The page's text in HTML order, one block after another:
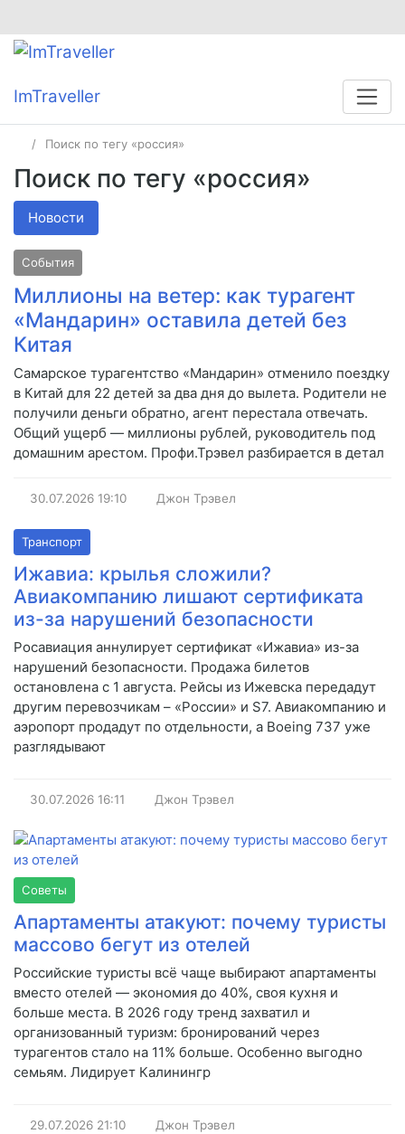
ImTraveller
Поиск по тегу «россия»
Поиск по тегу «россия»
Новости
События
Миллионы на ветер: как турагент
«Мандарин» оставила детей без
Китая
Самарское турагентство «Мандарин» отменило поездку
в Китай для 22 детей за два дня до вылета. Родители не
получили деньги обратно, агент перестала отвечать.
Общий ущерб — миллионы рублей, руководитель под
домашним арестом. Профи.Трэвел разбирается в детал
30.07.2026 19:10 Джон Трэвел
Транспорт
Ижавиа: крылья сложили?
Авиакомпанию лишают сертификата
из-за нарушений безопасности
Росавиация аннулирует сертификат «Ижавиа» из-за
нарушений безопасности. Продажа билетов
остановлена с 1 августа. Рейсы из Ижевска передадут
другим перевозчикам – «России» и S7. Авиакомпанию и
аэропорт продадут по отдельности, а Boeing 737 уже
разглядывают
30.07.2026 16:11 Джон Трэвел
Советы
Апартаменты атакуют: почему туристы
массово бегут из отелей
Российские туристы всё чаще выбирают апартаменты
вместо отелей — экономия до 40%, своя кухня и
больше места. В 2026 году тренд захватил и
организованный туризм: бронирований через
турагентов стало на 11% больше. Особенно выгодно
семьям. Лидирует Калинингр
29.07.2026 21:10 Джон Трэвел